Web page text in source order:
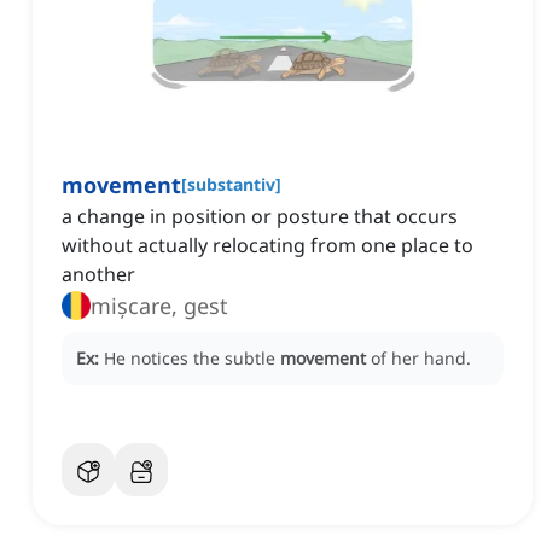
movement[substantiv]
a change in position or posture that occurs
without actually relocating from one place to
another
mișcare, gest
Ex: He notices the subtle movement of her hand.